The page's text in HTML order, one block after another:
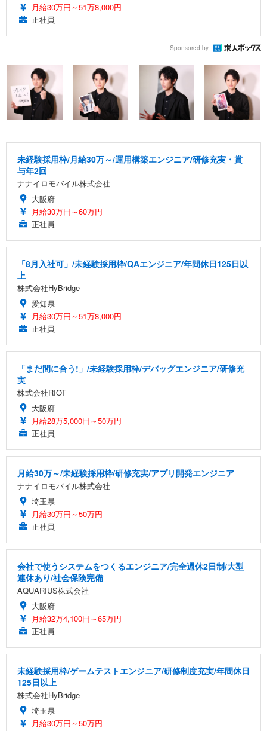
月給30万円～51万8,000円
正社員
Sponsored by
未経験採用枠/月給30万～/運用構築エンジニア/研修充実・賞
与年2回
ナナイロモバイル株式会社
大阪府
月給30万円～60万円
正社員
「8月入社可」/未経験採用枠/QAエンジニア/年間休日125日以
上
株式会社HyBridge
愛知県
月給30万円～51万8,000円
正社員
「まだ間に合う!」/未経験採用枠/デバッグエンジニア/研修充
実
株式会社RIOT
大阪府
月給28万5,000円～50万円
正社員
月給30万～/未経験採用枠/研修充実/アプリ開発エンジニア
ナナイロモバイル株式会社
埼玉県
月給30万円～50万円
正社員
会社で使うシステムをつくるエンジニア/完全週休2日制/大型
連休あり/社会保険完備
AQUARIUS株式会社
大阪府
月給32万4,100円～65万円
正社員
未経験採用枠/ゲームテストエンジニア/研修制度充実/年間休日
125日以上
株式会社HyBridge
埼玉県
月給30万円～50万円